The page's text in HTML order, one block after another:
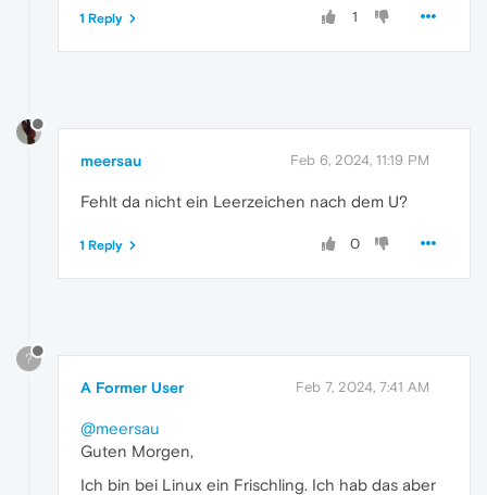
1
1 Reply
meersau Feb 6, 2024, 11:19 PM
Fehlt da nicht ein Leerzeichen nach dem U?
0
1 Reply
?
A Former User Feb 7, 2024, 7:41 AM
@meersau
Guten Morgen,
Ich bin bei Linux ein Frischling. Ich hab das aber